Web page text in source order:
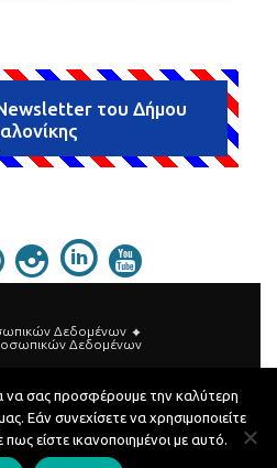
του Δήμου
Δεδομένων
Δεδομένων
Projects
να σας προσφέρουμε την καλύτερη
Εάν συνεχίσετε να χρησιμοποιείτε
είστε ικανοποιημένοι με αυτό.